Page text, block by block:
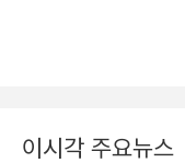
이시각 주요뉴스